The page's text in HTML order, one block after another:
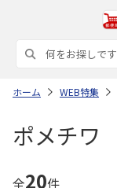
ホーム WEB特集
ポメチワ
全20件